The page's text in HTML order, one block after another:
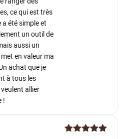
ce qui est très
été simple et
un outil de
aussi un
en valeur ma
achat que je
à tous les
allier
!